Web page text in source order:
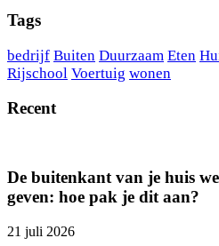
Tags
bedrijf Buiten Duurzaam Eten
Rijschool Voertuig wonen
Recent
De buitenkant van je huis
geven: hoe pak je dit aan?
21 juli 2026